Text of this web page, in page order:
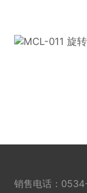
销售电话：